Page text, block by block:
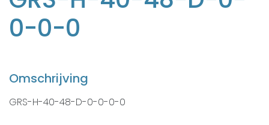
0-0-0
Omschrijving
GRS-H-40-48-D-0-0-0-0